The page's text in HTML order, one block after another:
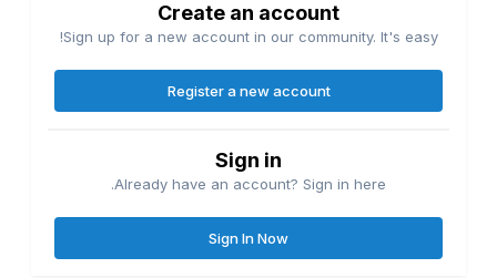
Create an account
Sign up for a new account in our community. It's easy!
Register a new account
Sign in
Already have an account? Sign in here.
Sign In Now